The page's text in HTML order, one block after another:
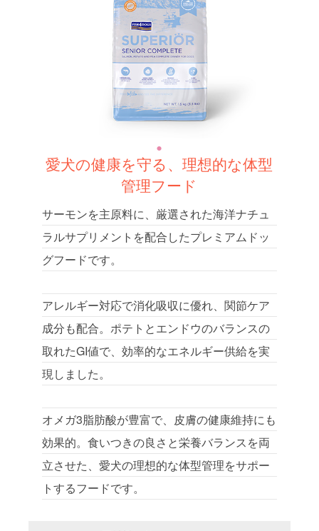
愛犬の健康を守る、理想的な体型
管理フード
サーモンを主原料に、厳選された海洋ナチュ
ラルサプリメントを配合したプレミアムドッ
グフードです。
アレルギー対応で消化吸収に優れ、関節ケア
成分も配合。ポテトとエンドウのバランスの
取れたGI値で、効率的なエネルギー供給を実
現しました。
オメガ3脂肪酸が豊富で、皮膚の健康維持にも
効果的。食いつきの良さと栄養バランスを両
立させた、愛犬の理想的な体型管理をサポー
トするフードです。